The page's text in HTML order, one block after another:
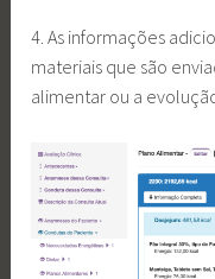
4. As informações
materiais que são
alimentar ou a